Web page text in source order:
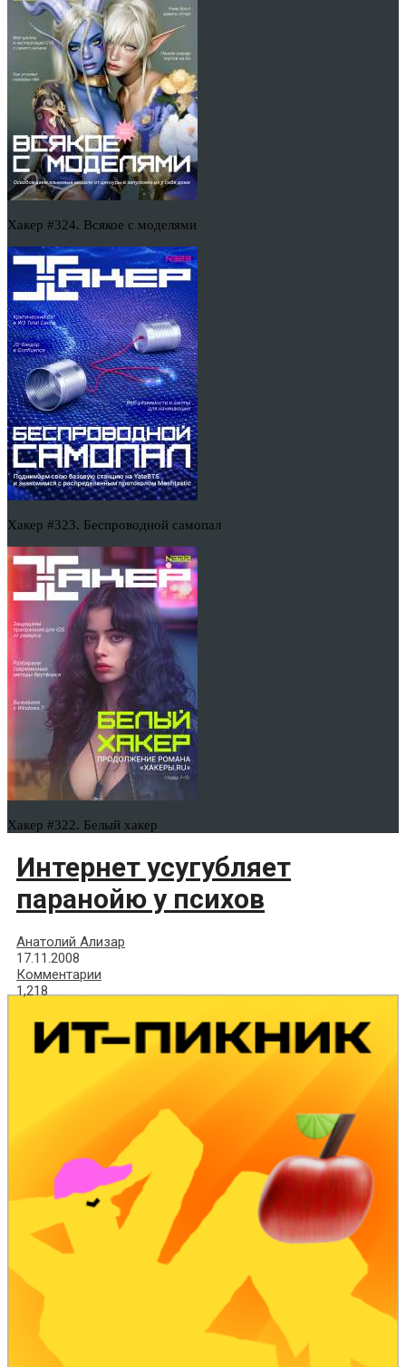
Хакер #324. Всякое с моделями
Хакер #323. Беспроводной самопал
Хакер #322. Белый хакер
Интернет усугубляет
паранойю у психов
Анатолий Ализар
17.11.2008
Комментарии
1,218